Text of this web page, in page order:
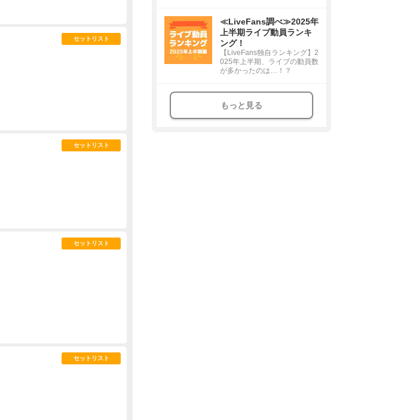
セットリスト
セットリスト
セットリスト
セットリスト
≪LiveFans調べ≫2025年
上半期ライブ動員ランキ
ング！
【LiveFans独自ランキング】2
025年上半期、ライブの動員数
が多かったのは…！？
もっと見る